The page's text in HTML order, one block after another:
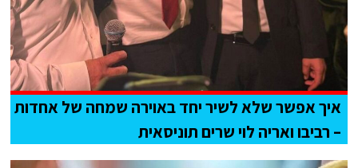
איך אפשר שלא לשיר יחד באוירה שמחה של אחדות
– רביבו ואריה לוי שרים תוניסאית